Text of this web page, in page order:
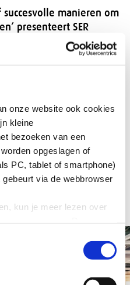
onze website ook cookies
kleine
bezoeken van een
opgeslagen of
PC, tablet of smartphone)
via de webbrowser
kun je meer lezen over
in onze cookieverklaring
‘Alleen noodzakelijke
succesvolle manieren om
presenteert SER
waarmee
Diversiteit een
een inclusieve
én de uitdagingen.
succesvolle manieren om
(19225 kb)